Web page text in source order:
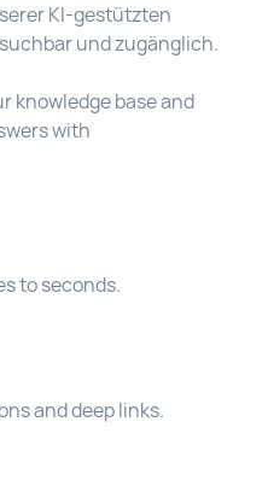
KI-gestützten
und zugänglich.
knowledge base and
with
to seconds.
and deep links.